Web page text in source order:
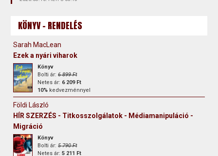
KÖNYV - RENDELÉS
Sarah MacLean
Ezek a nyári viharok
Könyv
Bolti ár:6 899 Ft
Netes ár: 6 209 Ft
10% kedvezménnyel
Földi László
HÍR SZERZÉS - Titkosszolgálatok - Médiamanipuláció -
Migráció
Könyv
Bolti ár:5 790 Ft
Netes ár:5 211 Ft